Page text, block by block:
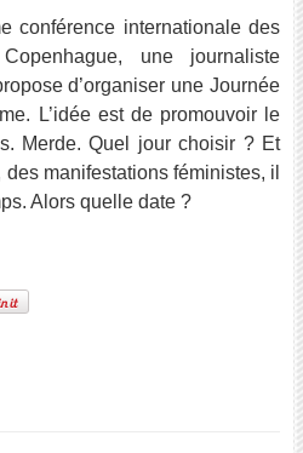
conférence internationale des
une journaliste
d’organiser une Journée
L’idée est de promouvoir le
Merde. Quel jour choisir ? Et
manifestations féministes, il
Alors quelle date ?